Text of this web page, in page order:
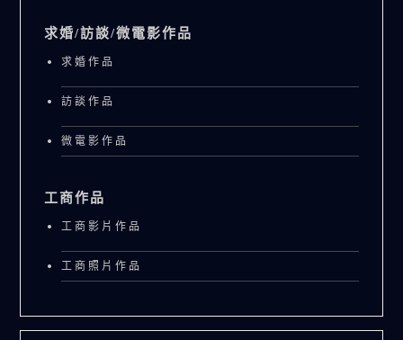
求婚/訪談/微電影作品
求婚作品
訪談作品
微電影作品
工商作品
工商影片作品
工商照片作品